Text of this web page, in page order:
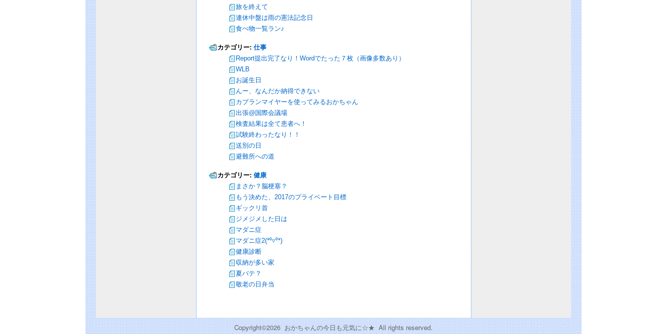
旅を終えて
連休中盤は雨の憲法記念日
食べ物一覧ラン♪
カテゴリー: 仕事
Report提出完了なり！Wordでたった７枚（画像多数あり）
WLB
お誕生日
んー、なんだか納得できない
カプランマイヤーを使ってみるおかちゃん
出張@国際会議場
検査結果は全て患者へ！
試験終わったなり！！
送別の日
避難所への道
カテゴリー: 健康
まさか？脳梗塞？
もう決めた、2017のプライベート目標
ギックリ首
ジメジメした日は
マダニ症
マダニ症2(*⁰▿⁰*)
健康診断
収納が多い家
夏バテ？
敬老の日弁当
Copyright©2026 おかちゃんの今日も元気に☆★ All rights reserved.